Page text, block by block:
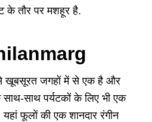
के तौर पर मशहूर है.
खूबसूरत जगहों में से एक है और
साथ-साथ पर्यटकों के लिए भी एक
फूलों की एक शानदार रंगीन